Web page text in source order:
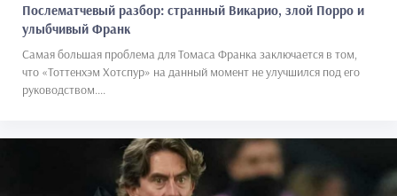
Послематчевый разбор: странный Викарио, злой Порро и
улыбчивый Франк
Самая большая проблема для Томаса Франка заключается в том,
что «Тоттенхэм Хотспур» на данный момент не улучшился под его
руководством....